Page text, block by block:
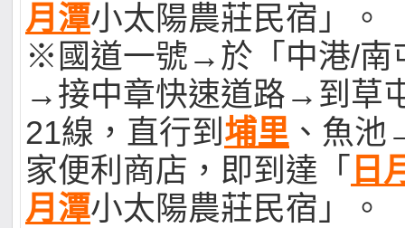
月潭小太陽農莊民宿」。
※國道一號→於「中港/南
→接中章快速道路→到草
21線，直行到埔里 、魚
家便利商店，即到達「 日
月潭小太陽農莊民宿」。